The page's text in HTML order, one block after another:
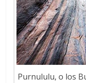
Purnululu, o los